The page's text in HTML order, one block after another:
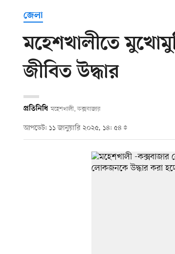
জেলা
মহেশখালীতে
জীবিত উদ্ধার
প্রতিনিধি মহেশখালী, কক্সবাজার
আপডেট: ১১ জানুয়ারি ২০২৫, ১৪: ৫৪